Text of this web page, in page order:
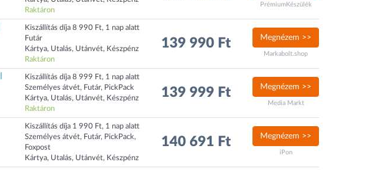
Raktáron
PrémiumKészülék
Kiszállítás díja 8 990 Ft, 1 nap alatt
Futár
Kártya, Utalás, Utánvét, Készpénz
Raktáron
139 990 Ft Megnézem >>
Markabolt.shop
Kiszállítás díja 8 999 Ft, 1 nap alatt
Személyes átvét, Futár, PickPack
Kártya, Utalás, Utánvét, Készpénz
Raktáron
139 999 Ft Megnézem >>
Media Markt
Kiszállítás díja 1 990 Ft, 1 nap alatt
Személyes átvét, Futár, PickPack,
Foxpost
Kártya, Utalás, Utánvét, Készpénz
140 691 Ft Megnézem >>
iPon